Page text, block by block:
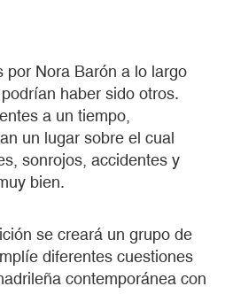
por Nora Barón a lo largo
haber sido otros.
a un tiempo,
un lugar sobre el cual
sonrojos, accidentes y
bien.
se creará un grupo de
diferentes cuestiones
contemporánea con